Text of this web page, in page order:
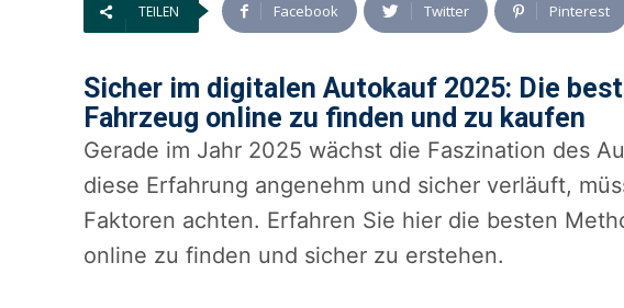
TEILEN Facebook Twitter Pinterest
Sicher im digitalen Autokauf 2025: Die
Fahrzeug online zu finden und zu kaufen
Gerade im Jahr 2025 wächst die Faszination des
diese Erfahrung angenehm und sicher verläuft,
Faktoren achten. Erfahren Sie hier die besten
online zu finden und sicher zu erstehen.